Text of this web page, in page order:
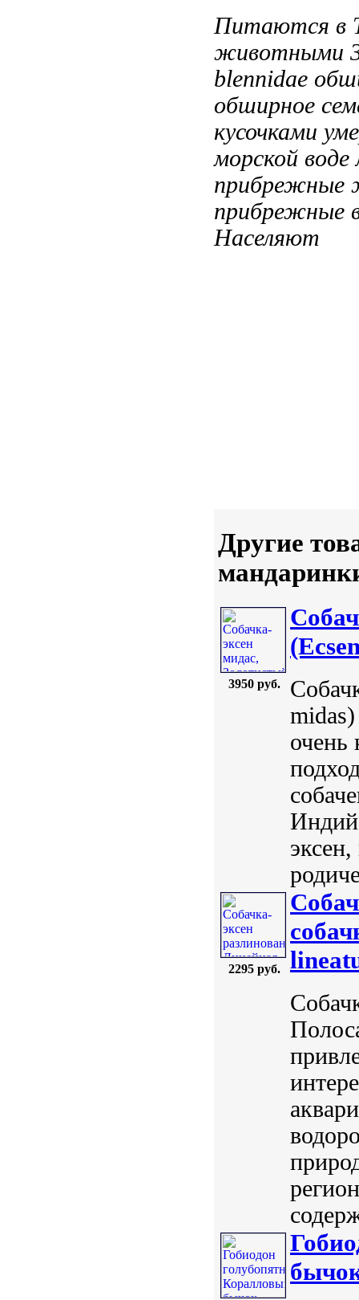
Питаются в
животными
blennidae
обширное
кусочками
морской
прибрежные
прибрежные
Населяют
Другие
3950 руб.
очень
2295 руб.